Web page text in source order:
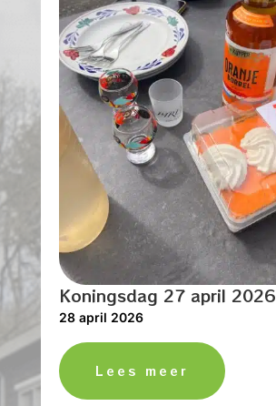
Koningsdag 27 april 2026
28 april 2026
Lees meer